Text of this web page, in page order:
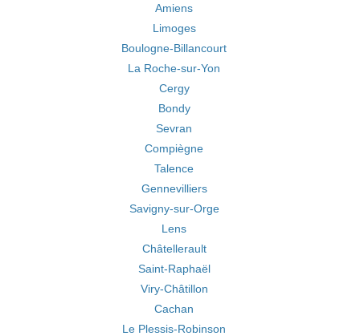
Amiens
Limoges
Boulogne-Billancourt
La Roche-sur-Yon
Cergy
Bondy
Sevran
Compiègne
Talence
Gennevilliers
Savigny-sur-Orge
Lens
Châtellerault
Saint-Raphaël
Viry-Châtillon
Cachan
Le Plessis-Robinson